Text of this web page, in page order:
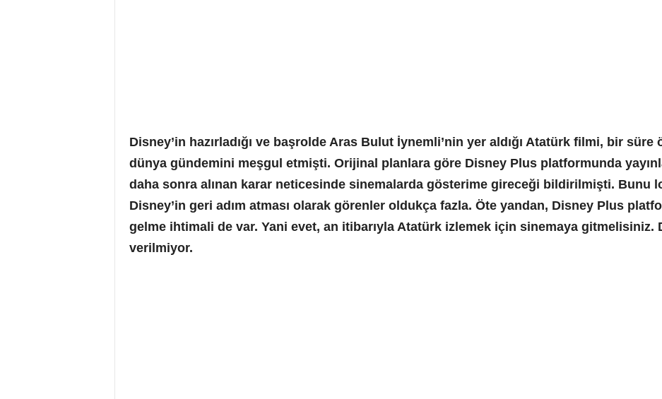
Disney’in hazırladığı ve başrolde Aras Bulut İynemli’nin yer aldığı Atatürk filmi, bir
dünya gündemini meşgul etmişti. Orijinal planlara göre Disney Plus platformunda
daha sonra alınan karar neticesinde sinemalarda gösterime gireceği bildirilmişti. Bunu
Disney’in geri adım atması olarak görenler oldukça fazla. Öte yandan, Disney Plus
gelme ihtimali de var. Yani evet, an itibarıyla Atatürk izlemek için sinemaya gitmelisiniz.
verilmiyor.